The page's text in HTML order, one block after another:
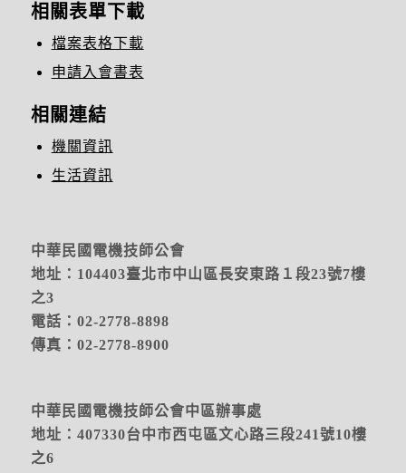
相關表單下載
檔案表格下載
申請入會書表
相關連結
機關資訊
生活資訊
中華民國電機技師公會
地址：104403臺北市中山區長安東路１段23號7樓
之3
電話：02-2778-8898
傳真：02-2778-8900
中華民國電機技師公會中區辦事處
地址： 407330台中市西屯區文心路三段241號10樓
之6